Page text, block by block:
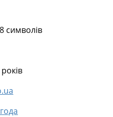
символів